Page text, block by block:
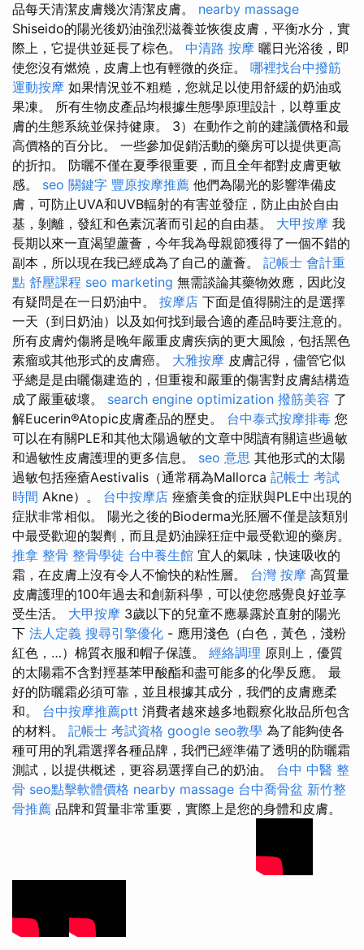
品每天清潔皮膚幾次清潔皮膚。 nearby massage
Shiseido的陽光後奶油強烈滋養並恢復皮膚，平衡水分，實
際上，它提供並延長了棕色。 中清路 按摩 曬日光浴後，即
使您沒有燃燒，皮膚上也有輕微的炎症。 哪裡找台中撥筋
運動按摩 如果情況並不粗糙，您就足以使用舒緩的奶油或
果凍。 所有生物皮產品均根據生態學原理設計，以尊重皮
膚的生態系統並保持健康。 3）在動作之前的建議價格和最
高價格的百分比。 一些參加促銷活動的藥房可以提供更高
的折扣。 防曬不僅在夏季很重要，而且全年都對皮膚更敏
感。 seo 關鍵字 豐原按摩推薦 他們為陽光的影響準備皮
膚，可防止UVA和UVB輻射的有害並發症，防止由於自由
基，剝離，發紅和色素沉著而引起的自由基。 大甲按摩 我
長期以來一直渴望蘆薈，今年我為母親節獲得了一個不錯的
副本，所以現在我已經成為了自己的蘆薈。 記帳士 會計重
點 舒壓課程 seo marketing 無需談論其藥物效應，因此沒
有疑問是在一日奶油中。 按摩店 下面是值得關注的是選擇
一天（到日奶油）以及如何找到最合適的產品時要注意的。
所有皮膚灼傷將是晚年嚴重皮膚疾病的更大風險，包括黑色
素瘤或其他形式的皮膚癌。 大雅按摩 皮膚記得，儘管它似
乎總是是由曬傷建造的，但重複和嚴重的傷害對皮膚結構造
成了嚴重破壞。 search engine optimization 撥筋美容 了
解Eucerin®Atopic皮膚產品的歷史。 台中泰式按摩排毒 您
可以在有關PLE和其他太陽過敏的文章中閱讀有關這些過敏
和過敏性皮膚護理的更多信息。 seo 意思 其他形式的太陽
過敏包括痤瘡Aestivalis（通常稱為Mallorca 記帳士 考試
時間 Akne）。 台中按摩店 痤瘡美食的症狀與PLE中出現的
症狀非常相似。 陽光之後的Bioderma光胚層不僅是該類別
中最受歡迎的製劑，而且是奶油躁狂症中最受歡迎的藥房。
推拿 整骨 整骨學徒 台中養生館 宜人的氣味，快速吸收的
霜，在皮膚上沒有令人不愉快的粘性層。 台灣 按摩 高質量
皮膚護理的100年過去和創新科學，可以使您感覺良好並享
受生活。 大甲按摩 3歲以下的兒童不應暴露於直射的陽光
下 法人定義 搜尋引擎優化 - 應用淺色（白色，黃色，淺粉
紅色，…）棉質衣服和帽子保護。 經絡調理 原則上，優質
的太陽霜不含對羥基苯甲酸酯和盡可能多的化學反應。 最
好的防曬霜必須可靠，並且根據其成分，我們的皮膚應柔
和。 台中按摩推薦ptt 消費者越來越多地觀察化妝品所包含
的材料。 記帳士 考試資格 google seo教學 為了能夠使各
種可用的乳霜選擇各種品牌，我們已經準備了透明的防曬霜
測試，以提供概述，更容易選擇自己的奶油。 台中 中醫 整
骨 seo點擊軟體價格 nearby massage 台中喬骨盆 新竹整
骨推薦 品牌和質量非常重要，實際上是您的身體和皮膚。